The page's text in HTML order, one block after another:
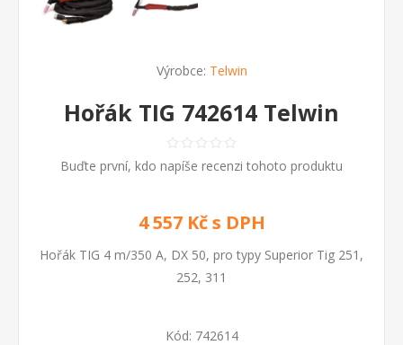
Výrobce: Telwin
Hořák TIG 742614 Telwin
Buďte první, kdo napíše recenzi tohoto produktu
4 557 Kč s DPH
Hořák TIG 4 m/350 A, DX 50, pro typy Superior Tig 251,
252, 311
Kód: 742614